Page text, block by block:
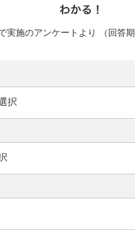
実施のアンケートより （回答